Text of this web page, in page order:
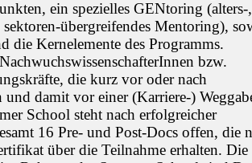
ein spezielles GENtoring (alters-,
sektoren-übergreifendes Mentoring),
die Kernelemente des Programms.
bzw.
die kurz vor oder nach
und damit vor einer (Karriere-)
School steht nach erfolgreicher
16 Pre- und Post-Docs offen, die
über die Teilnahme erhalten. Die